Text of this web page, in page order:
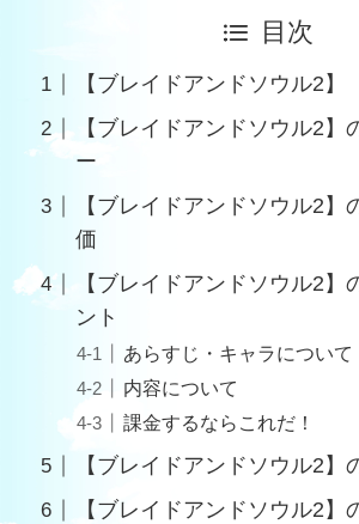
目次
【ブレイドアンドソウル2】
【ブレイドアンドソウル2】
ー
【ブレイドアンドソウル2】
価
【ブレイドアンドソウル2】
ント
あらすじ・キャラについて
内容について
課金するならこれだ！
【ブレイドアンドソウル2】
【ブレイドアンドソウル2】